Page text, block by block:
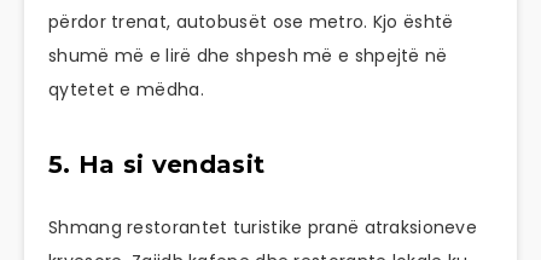
përdor trenat, autobusët ose metro. Kjo është
shumë më e lirë dhe shpesh më e shpejtë në
qytetet e mëdha.
5. Ha si vendasit
Shmang restorantet turistike pranë atraksioneve